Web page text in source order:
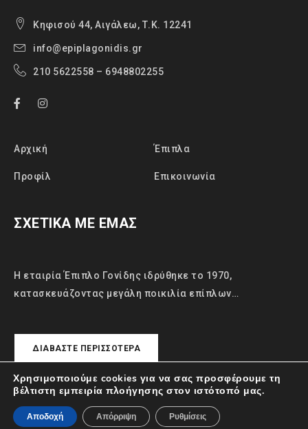
Κηφισού 44, Αιγάλεω, Τ.Κ. 12241
info@epiplagonidis.gr
210 5622558 – 6948802255
Αρχική Έπιπλα
Προφίλ Επικοινωνία
ΣΧΕΤΙΚΑ ΜΕ ΕΜΑΣ
Η εταιρία Έπιπλο Γονίδης ιδρύθηκε το 1970,
κατασκευάζοντας μεγάλη ποικιλία επίπλων…
ΔΙΑΒΆΣΤΕ ΠΕΡΙΣΣΌΤΕΡΑ
© Έπιπλα Γονίδης. All Rights Reserved.
Χρησιμοποιούμε cookies για να σας προσφέρουμε τη
βέλτιστη εμπειρία πλοήγησης στον ιστότοπό μας.
Αποδοχή Απόρριψη Ρυθμίσεις